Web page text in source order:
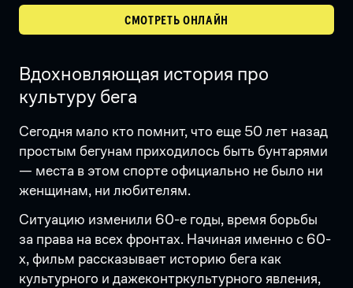
СМОТРЕТЬ ОНЛАЙН
Вдохновляющая история про
культуру бега
Сегодня мало кто помнит, что еще 50 лет назад
простым бегунам приходилось быть бунтарями
— места в этом спорте официально не было ни
женщинам, ни любителям.
Ситуацию изменили 60-е годы, время борьбы
за права на всех фронтах. Начиная именно с 60-
х, фильм рассказывает историю бега как
культурного и дажеконтркультурного явления,